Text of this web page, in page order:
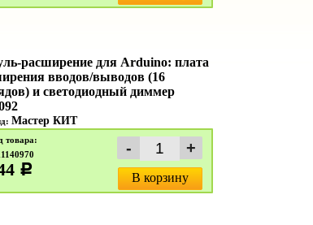
расширение для Arduino: плата
вводов/выводов (16
и светодиодный диммер
Мастер КИТ
товара:
c
В корзину